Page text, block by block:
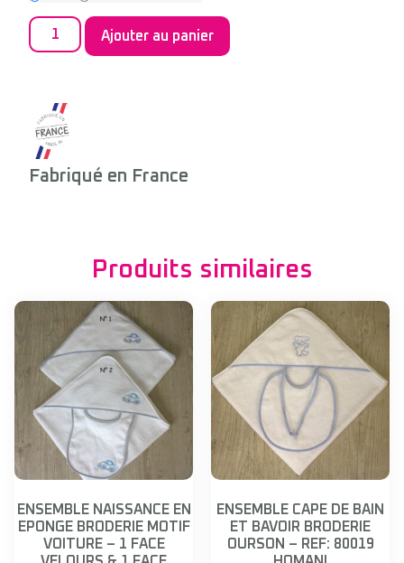
Ajouter au panier
Fabriqué en France
Produits similaires
ENSEMBLE NAISSANCE EN
EPONGE BRODERIE MOTIF
VOITURE – 1 FACE
ENSEMBLE CAPE DE BAIN
ET BAVOIR BRODERIE
OURSON – REF: 80019